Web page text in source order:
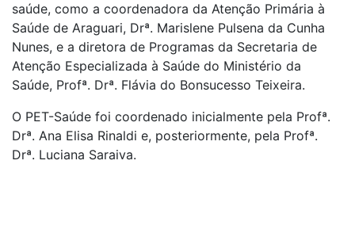
saúde, como a coordenadora da Atenção Primária à
Saúde de Araguari, Drª. Marislene Pulsena da Cunha
Nunes, e a diretora de Programas da Secretaria de
Atenção Especializada à Saúde do Ministério da
Saúde, Profª. Drª. Flávia do Bonsucesso Teixeira.
O PET-Saúde foi coordenado inicialmente pela Profª.
Drª. Ana Elisa Rinaldi e, posteriormente, pela Profª.
Drª. Luciana Saraiva.